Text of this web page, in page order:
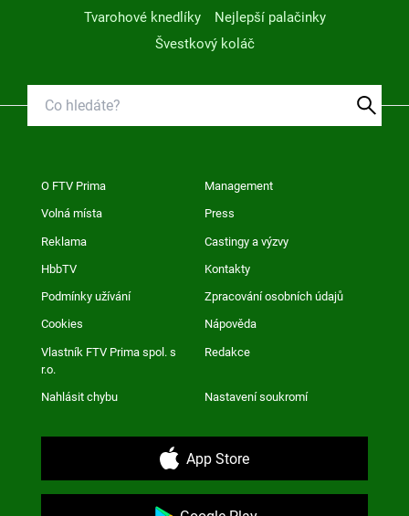
Tvarohové knedlíky
Nejlepší palačinky
Švestkový koláč
O FTV Prima Management
Volná místa Press
Reklama Castingy a výzvy
HbbTV Kontakty
Podmínky užívání Zpracování osobních údajů
Cookies Nápověda
Vlastník FTV Prima spol. s
r.o.
Redakce
Nahlásit chybu Nastavení soukromí
App Store